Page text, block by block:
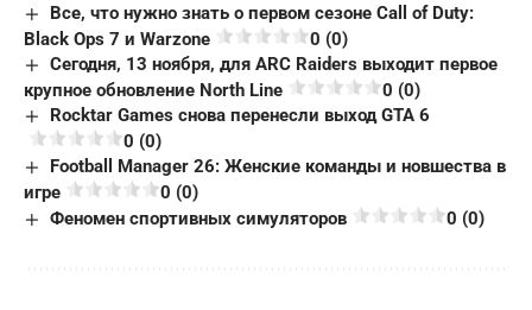
Все, что нужно знать о первом сезоне Call of Duty:
Black Ops 7 и Warzone
0 (0)
Сегодня, 13 ноября, для ARC Raiders выходит первое
крупное обновление North Line
0 (0)
Rocktar Games снова перенесли выход GTA 6
0 (0)
Football Manager 26: Женские команды и новшества в
игре
0 (0)
Феномен спортивных симуляторов
0 (0)